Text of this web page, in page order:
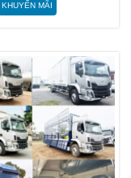
KHUYẾN MÃI